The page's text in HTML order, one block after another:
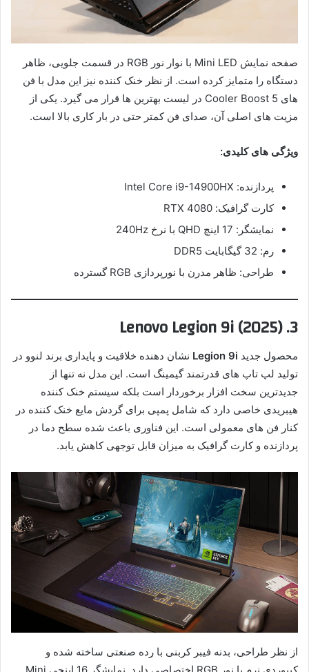
صفحه نمایش Mini LED با نوار نور RGB در قسمت جلویی، ظاهر
دستگاه را متمایز کرده است. از نظر خنک کننده نیز این مدل با فن
های Cooler Boost 5 در لیست بهترین ها قرار می گیرد. یکی از
مزیت های اصلی آن، صدای فن کمتر حتی در بار کاری بالا است.
ویژگی های کلیدی:
پردازنده: Intel Core i9-14900HX
کارت گرافیک: RTX 4080
نمایشگر: 17 اینچ QHD با نرخ 240Hz
رم: 32 گیگابایت DDR5
طراحی: ظاهر مدرن با نورپردازی RGB گسترده
3. Lenovo Legion 9i (2025)
محصول جدید Legion 9i نشان دهنده خلاقیت و پایداری برند لنوو در
تولید لپ تاپ های قدرتمند گیمینگ است. این مدل نه تنها از
جدیدترین سخت افزار برخوردار است بلکه سیستم خنک کننده
هیبریدی خاصی دارد که شامل پمپی برای گردش مایع خنک کننده در
کنار فن های معمولی است. این فناوری باعث شده سطح دما در
پردازنده و کارت گرافیک به میزان قابل توجهی کاهش یابد.
از نظر طراحی، بدنه فیبر کربنی با رده صنعتی ساخته شده و